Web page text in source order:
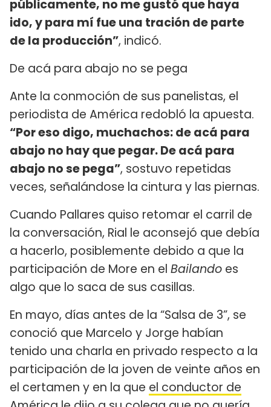
públicamente, no me gustó que haya
ido, y para mí fue una tración de parte
de la producción”, indicó.
De acá para abajo no se pega
Ante la conmoción de sus panelistas, el
periodista de América redobló la apuesta.
“Por eso digo, muchachos: de acá para
abajo no hay que pegar. De acá para
abajo no se pega”, sostuvo repetidas
veces, señalándose la cintura y las piernas.
Cuando Pallares quiso retomar el carril de
la conversación, Rial le aconsejó que debía
a hacerlo, posiblemente debido a que la
participación de More en el Bailando es
algo que lo saca de sus casillas.
En mayo, días antes de la “Salsa de 3”, se
conoció que Marcelo y Jorge habían
tenido una charla en privado respecto a la
participación de la joven de veinte años en
el certamen y en la que el conductor de